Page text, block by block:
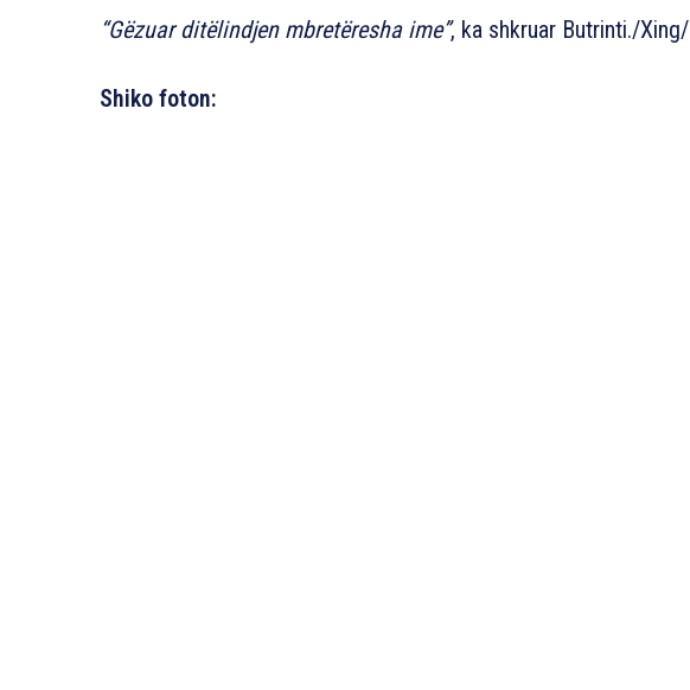
“Gëzuar ditëlindjen mbretëresha ime”, ka shkruar Butrinti./Xing/
Shiko foton: